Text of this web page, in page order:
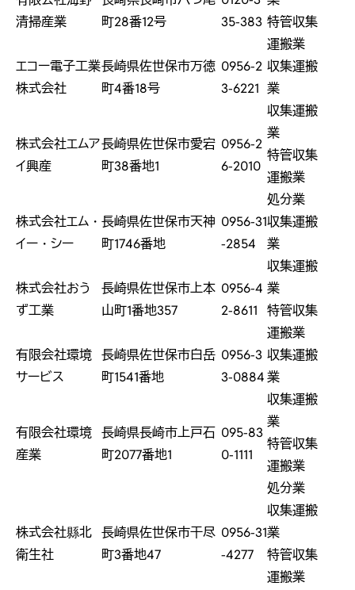
清掃産業
町28番12号
35-383 特管収集
運搬業
エコー電子工業
株式会社
長崎県佐世保市万徳
町4番18号
0956-2
3-6221
収集運搬
業
株式会社エムア
イ興産
長崎県佐世保市愛宕
町38番地1
0956-2
6-2010
収集運搬
業
特管収集
運搬業
処分業
株式会社エム・
イー・シー
長崎県佐世保市天神
町1746番地
0956-31
-2854
収集運搬
業
株式会社おう
ず工業
長崎県佐世保市上本
山町1番地357
0956-4
2-8611
収集運搬
業
特管収集
運搬業
有限会社環境
サービス
長崎県佐世保市白岳
町1541番地
0956-3
3-0884
収集運搬
業
有限会社環境
産業
長崎県長崎市上戸石
町2077番地1
095-83
0-1111
収集運搬
業
特管収集
運搬業
処分業
株式会社縣北
衛生社
長崎県佐世保市干尽
町3番地47
0956-31
-4277
収集運搬
業
特管収集
運搬業